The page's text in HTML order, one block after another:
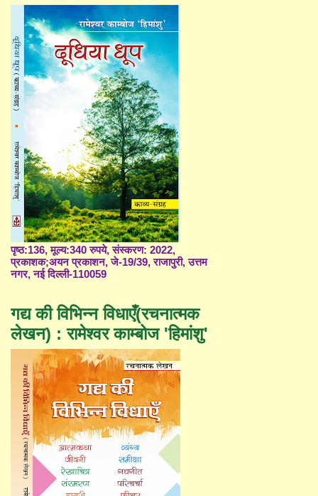
पृष्ठ:136, मूल्य:340 रुपये, संस्करण: 2022,
प्रकाशक;अयन प्रकाशन, जे-19/39, राजापुरी, उत्तम
नगर, नई दिल्ली-110059
गद्य की विभिन्न विधाएँ(रचनात्मक
लेखन) : रामेश्वर काम्बोज 'हिमांशु'